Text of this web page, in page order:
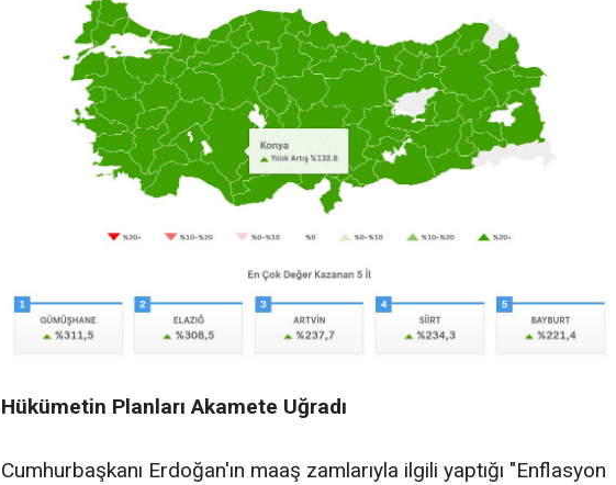
Hükümetin Planları Akamete Uğradı
Cumhurbaşkanı Erdoğan'ın maaş zamlarıyla ilgili yaptığı "Enflasyon